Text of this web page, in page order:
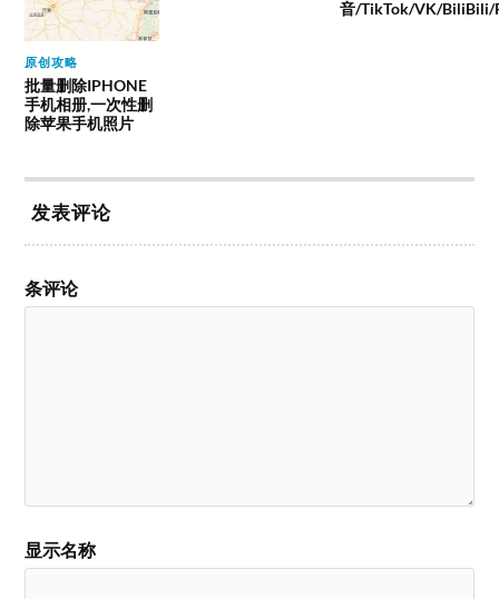
原创攻略
批量删除IPHONE
手机相册,一次性删
除苹果手机照片
音/TikTok/VK/BiliBili/
发表评论
条评论
显示名称